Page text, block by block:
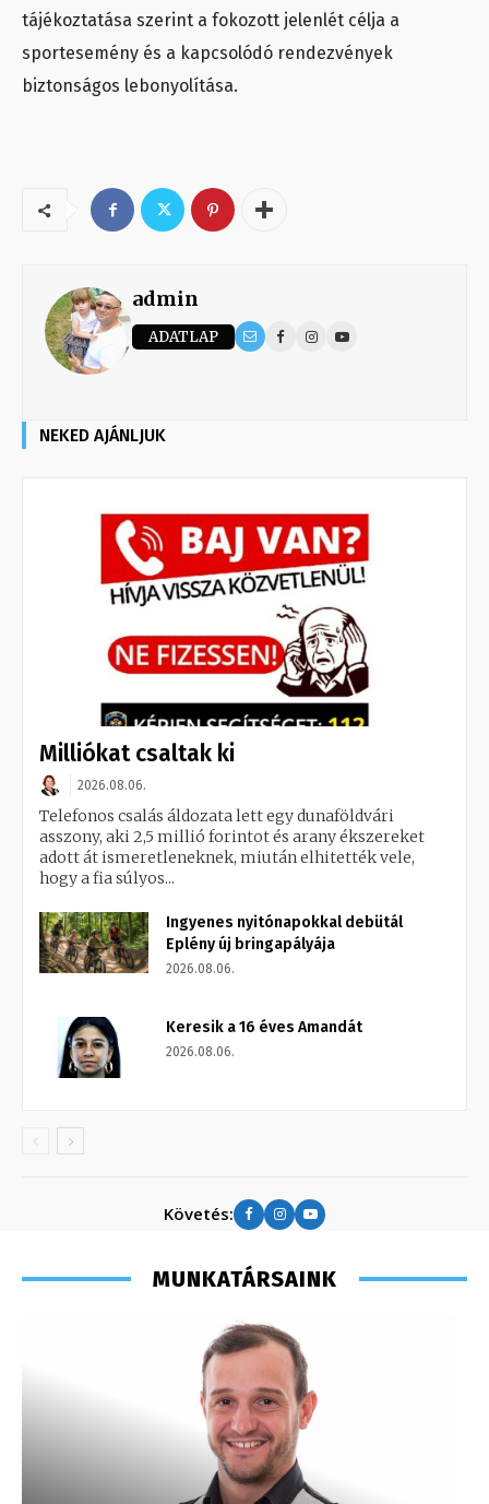
tájékoztatása szerint a fokozott jelenlét célja a
sportesemény és a kapcsolódó rendezvények
biztonságos lebonyolítása.
admin
ADATLAP
NEKED AJÁNLJUK
Milliókat csaltak ki
2026.08.06.
Telefonos csalás áldozata lett egy dunaföldvári
asszony, aki 2,5 millió forintot és arany ékszereket
adott át ismeretleneknek, miután elhitették vele,
hogy a fia súlyos...
Ingyenes nyitónapokkal debütál
Eplény új bringapályája
2026.08.06.
Keresik a 16 éves Amandát
2026.08.06.
Követés:
MUNKATÁRSAINK